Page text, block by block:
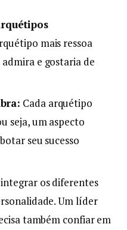
mais ressoa
e gostaria de
Cada arquétipo
seja, um aspecto
seu sucesso
os diferentes
Um líder
também confiar em